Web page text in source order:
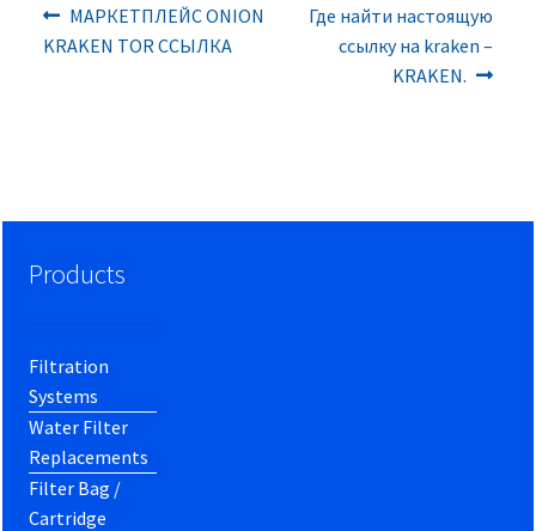
Post
Previous
post:
МАРКЕТПЛЕЙС ONION
KRAKEN TOR ССЫЛКА
Next
post:
Где найти настоящую
ссылку на kraken –
KRAKEN.
Products
Filtration
Systems
Water Filter
Replacements
Filter Bag /
Cartridge